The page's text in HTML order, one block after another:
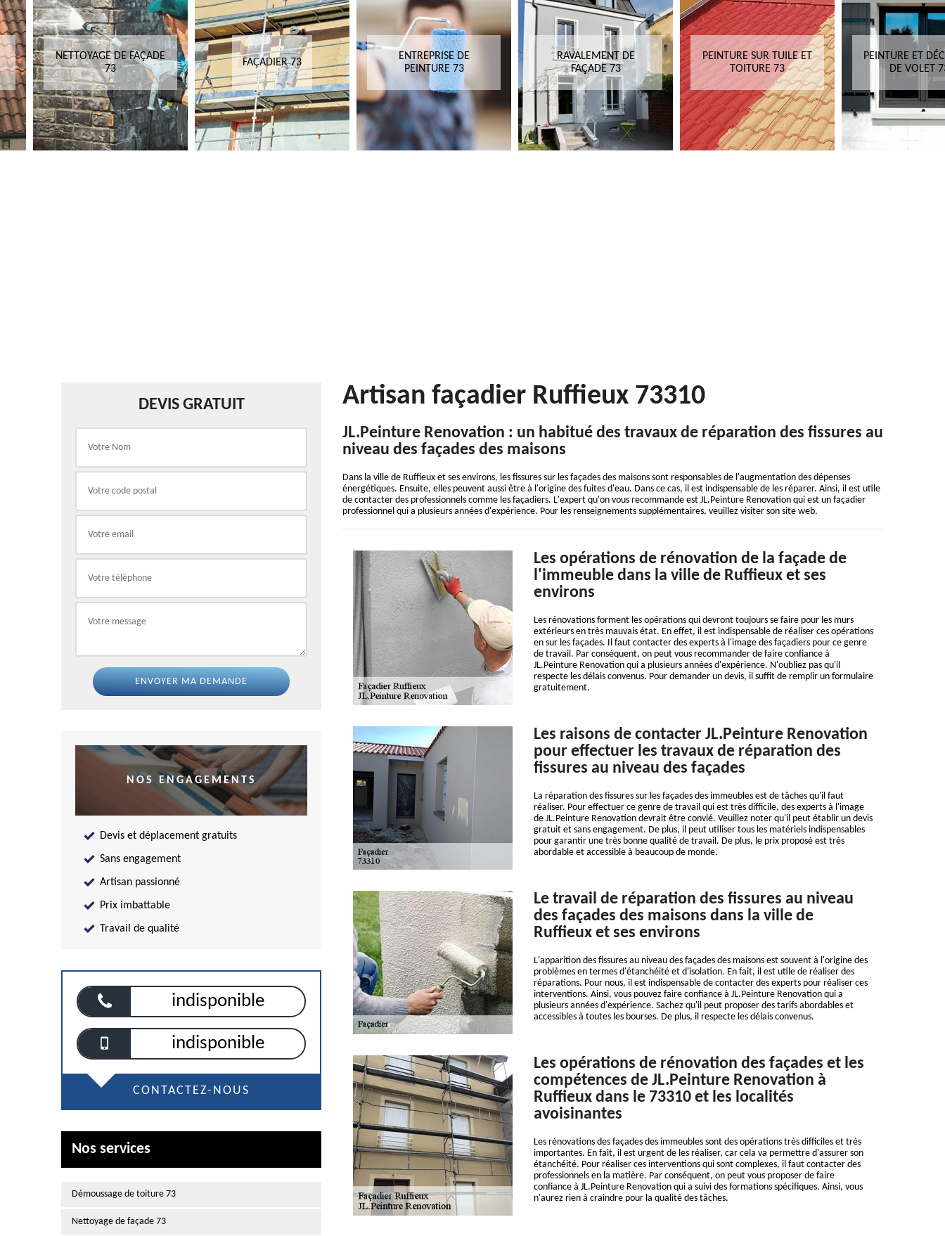
NETTOYAGE DE FAÇADE
73
FAÇADIER 73
ENTREPRISE DE
PEINTURE 73
RAVALEMENT DE
FAÇADE 73
PEINTURE SUR TUILE ET
TOITURE 73
PEINTURE ET
DE VOLET
DEVIS GRATUIT
NOS ENGAGEMENTS
Devis et déplacement gratuits
Sans engagement
Artisan passionné
Prix imbattable
Travail de qualité
indisponible
indisponible
CONTACTEZ-NOUS
Nos services
Démoussage de toiture 73
Nettoyage de façade 73
Artisan façadier Ruffieux 73310
JL.Peinture Renovation : un habitué des travaux de réparation des fissures au
niveau des façades des maisons
Dans la ville de Ruffieux et ses environs, les fissures sur les façades des maisons sont responsables de l'augmentation des dépenses
énergétiques. Ensuite, elles peuvent aussi être à l'origine des fuites d'eau. Dans ce cas, il est indispensable de les réparer. Ainsi, il est utile
de contacter des professionnels comme les façadiers. L'expert qu'on vous recommande est JL.Peinture Renovation qui est un façadier
professionnel qui a plusieurs années d'expérience. Pour les renseignements supplémentaires, veuillez visiter son site web.
Les opérations de rénovation de la façade de
l'immeuble dans la ville de Ruffieux et ses
environs
Les rénovations forment les opérations qui devront toujours se faire pour les murs
extérieurs en très mauvais état. En effet, il est indispensable de réaliser ces opérations
en sur les façades. Il faut contacter des experts à l'image des façadiers pour ce genre
de travail. Par conséquent, on peut vous recommander de faire confiance à
JL.Peinture Renovation qui a plusieurs années d'expérience. N'oubliez pas qu'il
respecte les délais convenus. Pour demander un devis, il suffit de remplir un formulaire
gratuitement.
Les raisons de contacter JL.Peinture Renovation
pour effectuer les travaux de réparation des
fissures au niveau des façades
La réparation des fissures sur les façades des immeubles est de tâches qu'il faut
réaliser. Pour effectuer ce genre de travail qui est très difficile, des experts à l'image
de JL.Peinture Renovation devrait être convié. Veuillez noter qu'il peut établir un devis
gratuit et sans engagement. De plus, il peut utiliser tous les matériels indispensables
pour garantir une très bonne qualité de travail. De plus, le prix proposé est très
abordable et accessible à beaucoup de monde.
Le travail de réparation des fissures au niveau
des façades des maisons dans la ville de
Ruffieux et ses environs
L'apparition des fissures au niveau des façades des maisons est souvent à l'origine des
problèmes en termes d'étanchéité et d'isolation. En fait, il est utile de réaliser des
réparations. Pour nous, il est indispensable de contacter des experts pour réaliser ces
interventions. Ainsi, vous pouvez faire confiance à JL.Peinture Renovation qui a
plusieurs années d'expérience. Sachez qu'il peut proposer des tarifs abordables et
accessibles à toutes les bourses. De plus, il respecte les délais convenus.
Les opérations de rénovation des façades et les
compétences de JL.Peinture Renovation à
Ruffieux dans le 73310 et les localités
avoisinantes
Les rénovations des façades des immeubles sont des opérations très difficiles et très
importantes. En fait, il est urgent de les réaliser, car cela va permettre d'assurer son
étanchéité. Pour réaliser ces interventions qui sont complexes, il faut contacter des
professionnels en la matière. Par conséquent, on peut vous proposer de faire
confiance à JL.Peinture Renovation qui a suivi des formations spécifiques. Ainsi, vous
n'aurez rien à craindre pour la qualité des tâches.